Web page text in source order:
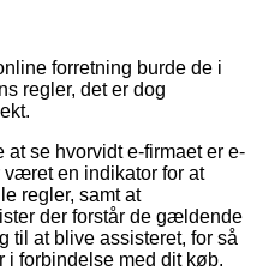
forretning burde de i
regler, det er dog
se hvorvidt e-firmaet er e-
en indikator for at
regler, samt at
der forstår de gældende
til at blive assisteret, for så
forbindelse med dit køb.